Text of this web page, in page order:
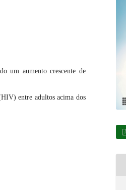
um aumento crescente de
entre adultos acima dos